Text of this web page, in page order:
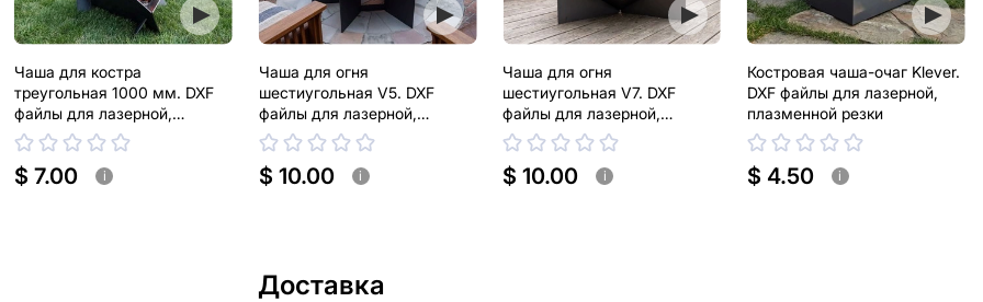
Чаша для костра
треугольная 1000 мм. DXF
файлы для лазерной,
плазменной резки
$ 7.00 i
Чаша для огня
шестиугольная V5. DXF
файлы для лазерной,
плазменной резки
$ 10.00 i
Чаша для огня
шестиугольная V7. DXF
файлы для лазерной,
плазменной резки
$ 10.00 i
Костровая чаша-очаг Klever.
DXF файлы для лазерной,
плазменной резки
$ 4.50 i
Доставка